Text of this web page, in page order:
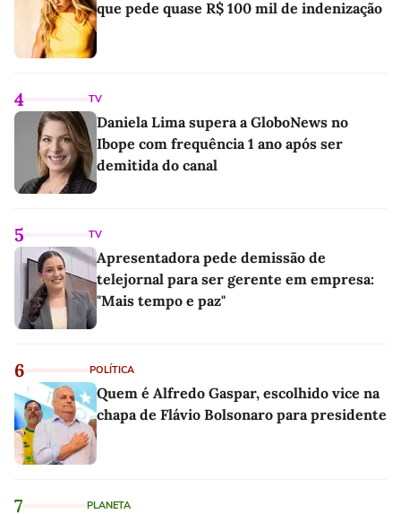
que pede quase R$ 100 mil de indenização
4 TV
Daniela Lima supera a GloboNews no
Ibope com frequência 1 ano após ser
demitida do canal
5 TV
Apresentadora pede demissão de
telejornal para ser gerente em empresa:
"Mais tempo e paz"
6 POLÍTICA
Quem é Alfredo Gaspar, escolhido vice na
chapa de Flávio Bolsonaro para presidente
7 PLANETA